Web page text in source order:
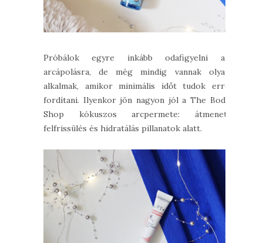
Próbálok egyre inkább odafigyelni az
arcápolásra, de még mindig vannak olyan
alkalmak, amikor minimális időt tudok erre
fordítani. Ilyenkor jön nagyon jól a The Body
Shop kókuszos arcpermete: átmeneti
felfrissülés és hidratálás pillanatok alatt.